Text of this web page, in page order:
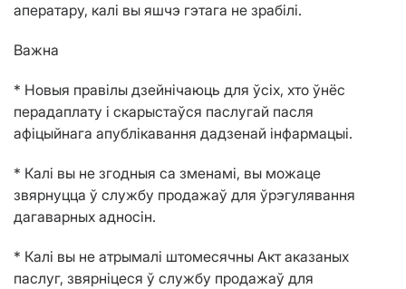
аператару, калі вы яшчэ гэтага не зрабілі.
Важна
* Новыя правілы дзейнічаюць для ўсіх, хто ўнёс
перадаплату і скарыстаўся паслугай пасля
афіцыйнага апублікавання дадзенай інфармацыі.
* Калі вы не згодныя са зменамі, вы можаце
звярнуцца ў службу продажаў для ўрэгулявання
дагаварных адносін.
* Калі вы не атрымалі штомесячны Акт аказаных
паслуг, звярніцеся ў службу продажаў для